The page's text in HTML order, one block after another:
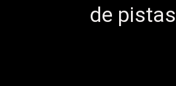
de pistas